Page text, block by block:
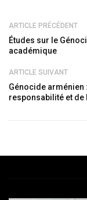
ARTICLE PRÉCÉDENT
Études sur le
académique
ARTICLE SUIVANT
Génocide arménien
responsabilité et de